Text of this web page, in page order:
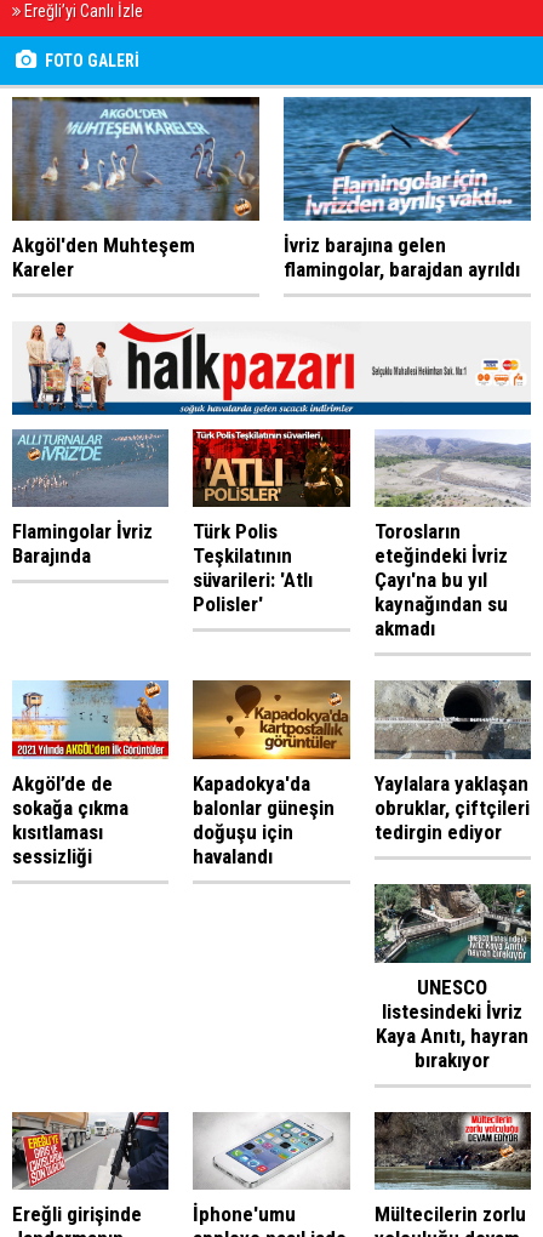
Ereğli’yi Canlı İzle
FOTO GALERİ
Akgöl'den Muhteşem
Kareler
İvriz barajına gelen
flamingolar, barajdan ayrıldı
Flamingolar İvriz
Barajında
Türk Polis
Teşkilatının
süvarileri: 'Atlı
Polisler'
Torosların
eteğindeki İvriz
Çayı'na bu yıl
kaynağından su
akmadı
Akgöl’de de
sokağa çıkma
kısıtlaması
sessizliği
Kapadokya'da
balonlar güneşin
doğuşu için
havalandı
Yaylalara yaklaşan
obruklar, çiftçileri
tedirgin ediyor
UNESCO
listesindeki İvriz
Kaya Anıtı, hayran
bırakıyor
Ereğli girişinde
İphone'umu
Mültecilerin zorlu